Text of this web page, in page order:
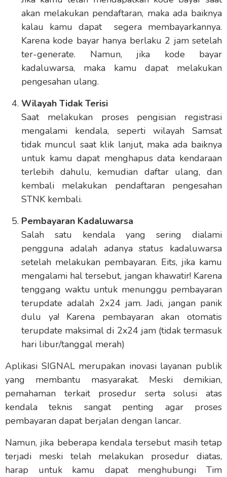
akan melakukan pendaftaran, maka ada baiknya
kalau kamu dapat segera membayarkannya.
Karena kode bayar hanya berlaku 2 jam setelah
ter-generate. Namun, jika kode bayar
kadaluwarsa, maka kamu dapat melakukan
pengesahan ulang.
Wilayah Tidak Terisi
Saat melakukan proses pengisian registrasi
mengalami kendala, seperti wilayah Samsat
tidak muncul saat klik lanjut, maka ada baiknya
untuk kamu dapat menghapus data kendaraan
terlebih dahulu, kemudian daftar ulang, dan
kembali melakukan pendaftaran pengesahan
STNK kembali.
Pembayaran Kadaluwarsa
Salah satu kendala yang sering dialami
pengguna adalah adanya status kadaluwarsa
setelah melakukan pembayaran. Eits, jika kamu
mengalami hal tersebut, jangan khawatir! Karena
tenggang waktu untuk menunggu pembayaran
terupdate adalah 2x24 jam. Jadi, jangan panik
dulu ya! Karena pembayaran akan otomatis
terupdate maksimal di 2x24 jam (tidak termasuk
hari libur/tanggal merah)
Aplikasi SIGNAL merupakan inovasi layanan publik
yang membantu masyarakat. Meski demikian,
pemahaman terkait prosedur serta solusi atas
kendala teknis sangat penting agar proses
pembayaran dapat berjalan dengan lancar.
Namun, jika beberapa kendala tersebut masih tetap
terjadi meski telah melakukan prosedur diatas,
harap untuk kamu dapat menghubungi Tim